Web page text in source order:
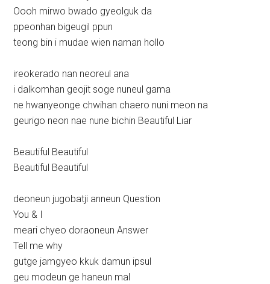
Oooh mirwo bwado gyeolguk da
ppeonhan bigeugil ppun
teong bin i mudae wien naman hollo
ireokerado nan neoreul ana
i dalkomhan geojit soge nuneul gama
ne hwanyeonge chwihan chaero nuni meon na
geurigo neon nae nune bichin Beautiful Liar
Beautiful Beautiful
Beautiful Beautiful
deoneun jugobatji anneun Question
You & I
meari chyeo doraoneun Answer
Tell me why
gutge jamgyeo kkuk damun ipsul
geu modeun ge haneun mal